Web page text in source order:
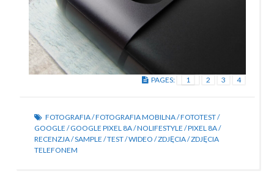
PAGES: 1 2 3 4
FOTOGRAFIA/FOTOGRAFIA MOBILNA/FOTOTEST/
GOOGLE /GOOGLE PIXEL 8A/NOLIFESTYLE /PIXEL 8A/
RECENZJA/SAMPLE /TEST/WIDEO /ZDJĘCIA/ZDJĘCIA
TELEFONEM